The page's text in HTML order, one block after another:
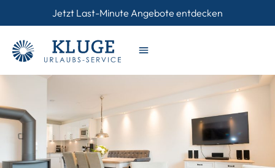
Jetzt Last-Minute Angebote entdecken